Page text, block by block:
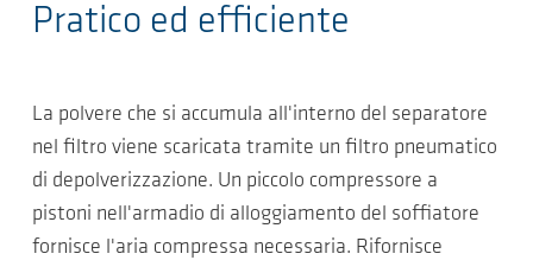
Pratico ed efficiente
La polvere che si accumula all'interno del separatore
nel filtro viene scaricata tramite un filtro pneumatico
di depolverizzazione. Un piccolo compressore a
pistoni nell'armadio di alloggiamento del soffiatore
fornisce l'aria compressa necessaria. Rifornisce